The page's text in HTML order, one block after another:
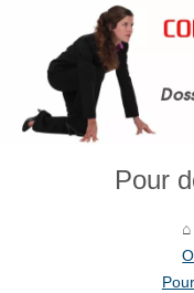
Pour